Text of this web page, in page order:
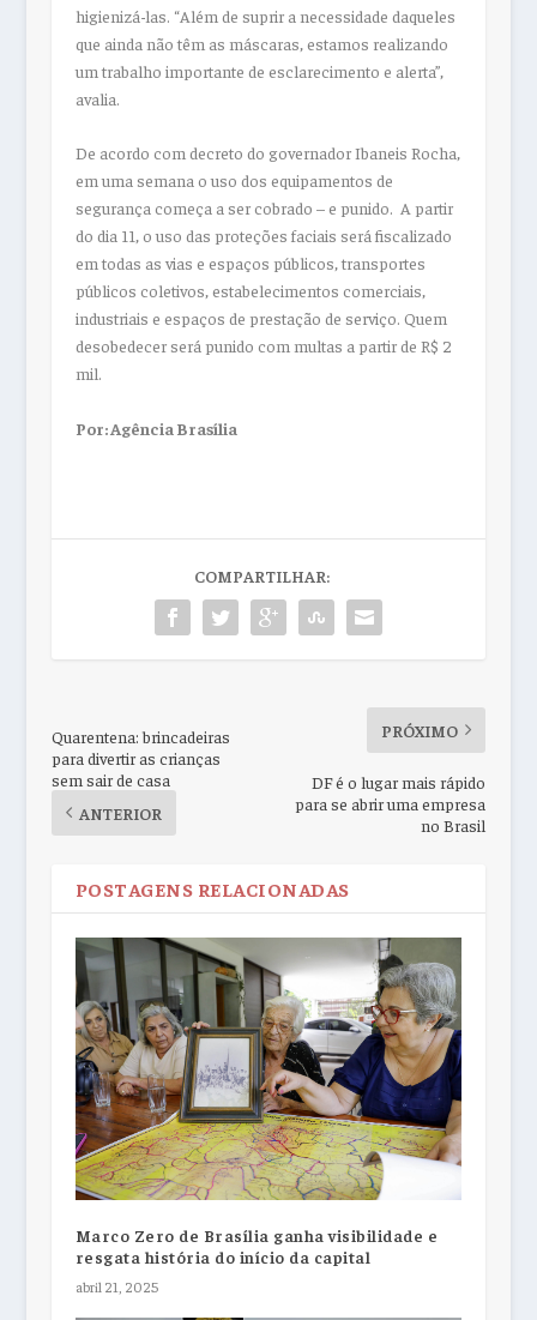
higienizá-las. “Além de suprir a necessidade daqueles
que ainda não têm as máscaras, estamos realizando
um trabalho importante de esclarecimento e alerta”,
avalia.
De acordo com decreto do governador Ibaneis Rocha,
em uma semana o uso dos equipamentos de
segurança começa a ser cobrado – e punido. A partir
do dia 11, o uso das proteções faciais será fiscalizado
em todas as vias e espaços públicos, transportes
públicos coletivos, estabelecimentos comerciais,
industriais e espaços de prestação de serviço. Quem
desobedecer será punido com multas a partir de R$ 2
mil.
Por: Agência Brasília
COMPARTILHAR:
Quarentena: brincadeiras
para divertir as crianças
sem sair de casa
ANTERIOR
PRÓXIMO
DF é o lugar mais rápido
para se abrir uma empresa
no Brasil
POSTAGENS RELACIONADAS
Marco Zero de Brasília ganha visibilidade e
resgata história do início da capital
abril 21, 2025